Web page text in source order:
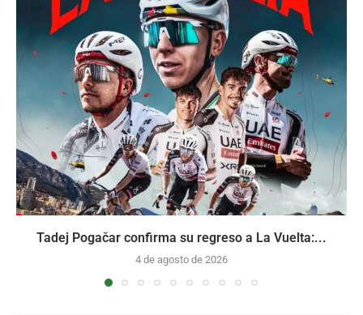
Tadej Pogačar confirma su regreso a La Vuelta:...
4 de agosto de 2026